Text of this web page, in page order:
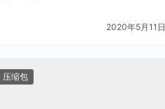
2020年5月11日
压缩包